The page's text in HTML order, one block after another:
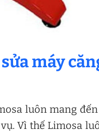
máy
luôn mang
Vì thế Limosa